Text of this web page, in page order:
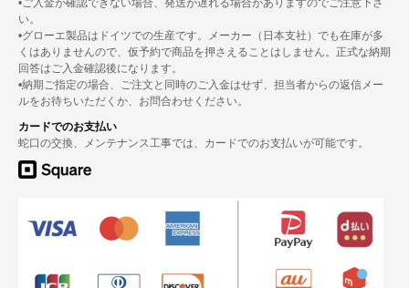
•ご入金が確認できない場合、発送が遅れる場合がありますのでご注意下さ
い。
•グローエ製品はドイツでの生産です。メーカー（日本支社）でも在庫が多
くはありませんので、仮予約で商品を押さえることはしません。正式な納期
回答はご入金確認後になります。
•納期ご指定の場合、ご注文と同時のご入金はせず、担当者からの返信メー
ルをお待ちいただくか、お問合わせください。
カードでのお支払い
蛇口の交換、メンテナンス工事では、カードでのお支払いが可能です。